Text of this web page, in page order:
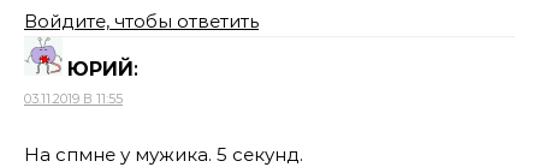
Войдите, чтобы ответить
ЮРИЙ:
03.11.2019 В 11:55
На спмне у мужика. 5 секунд.